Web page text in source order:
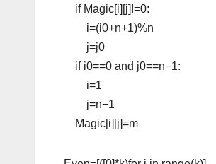
ifMagic[i][j]!=0:
i=(i0+n+1)%n
j=j0
ifi0==0 and j0==n−1:
i=1
j=n−1
Magic[i][j]=m